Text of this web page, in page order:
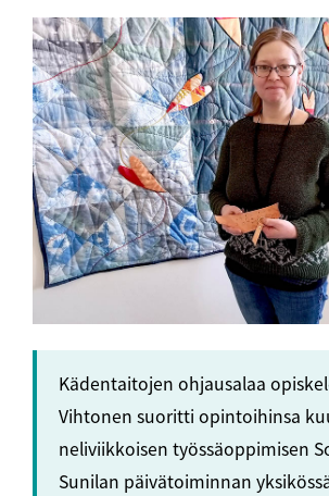
Kädentaitojen ohjausalaa
Vihtonen suoritti opintoihinsa
neliviikkoisen työssäoppimisen
Sunilan päivätoiminnan